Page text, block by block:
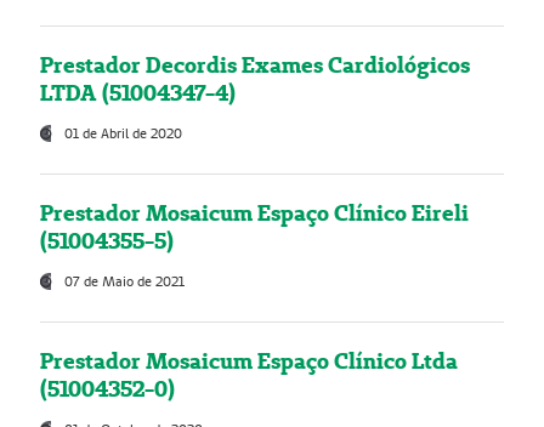
Prestador Decordis Exames Cardiológicos
LTDA (51004347-4)
01 de Abril de 2020
Prestador Mosaicum Espaço Clínico Eireli
(51004355-5)
07 de Maio de 2021
Prestador Mosaicum Espaço Clínico Ltda
(51004352-0)